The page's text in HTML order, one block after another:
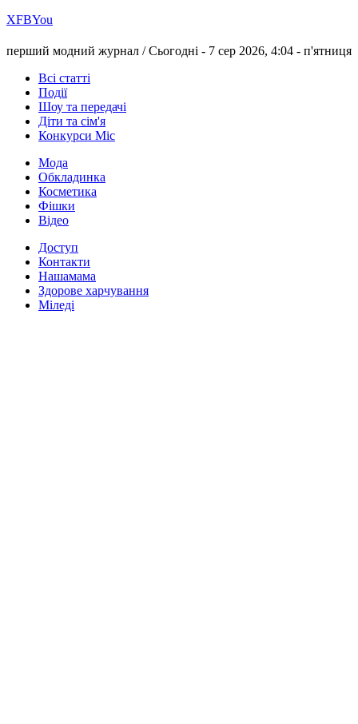
ХFBYou
перший модний журнал /Сьогодні - 7 сер 2026, 4:04 - п'ятниця
Всі статті
Події
Шоу та передачі
Діти та сім'я
Конкурси Міс
Мода
Обкладинка
Косметика
Фішки
Відео
Доступ
Контакти
Нашамама
Здорове харчування
Міледі